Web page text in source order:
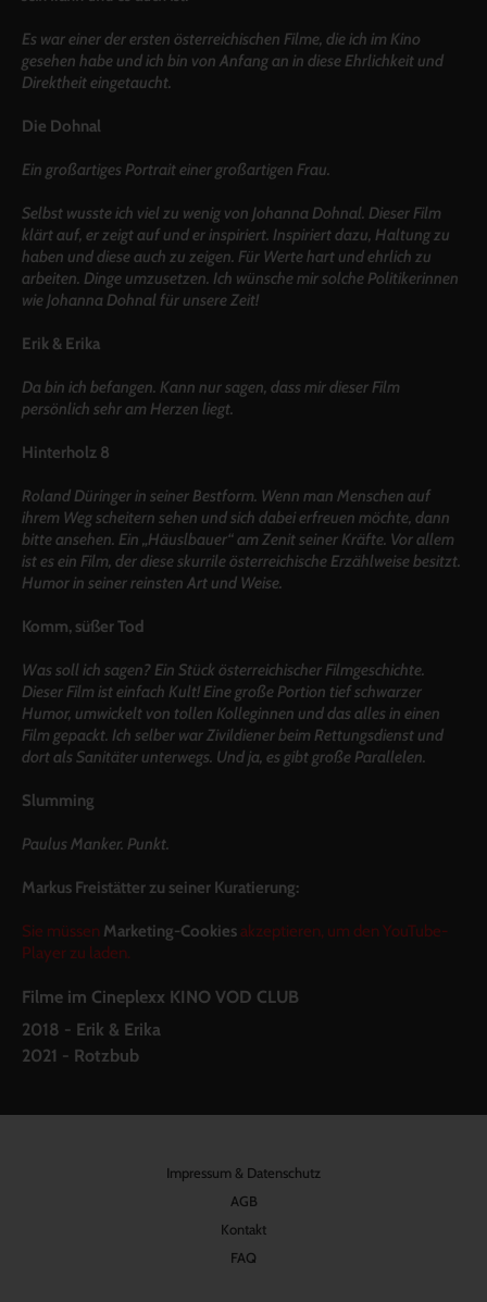
Es war einer der ersten österreichischen Filme, die ich im Kino
gesehen habe und ich bin von Anfang an in diese Ehrlichkeit und
Direktheit eingetaucht.
Die Dohnal
Ein großartiges Portrait einer großartigen Frau.
Selbst wusste ich viel zu wenig von Johanna Dohnal. Dieser Film
klärt auf, er zeigt auf und er inspiriert. Inspiriert dazu, Haltung zu
haben und diese auch zu zeigen. Für Werte hart und ehrlich zu
arbeiten. Dinge umzusetzen. Ich wünsche mir solche Politikerinnen
wie Johanna Dohnal für unsere Zeit!
Erik & Erika
Da bin ich befangen. Kann nur sagen, dass mir dieser Film
persönlich sehr am Herzen liegt.
Hinterholz 8
Roland Düringer in seiner Bestform. Wenn man Menschen auf
ihrem Weg scheitern sehen und sich dabei erfreuen möchte, dann
bitte ansehen. Ein „Häuslbauer“ am Zenit seiner Kräfte. Vor allem
ist es ein Film, der diese skurrile österreichische Erzählweise besitzt.
Humor in seiner reinsten Art und Weise.
Komm, süßer Tod
Was soll ich sagen? Ein Stück österreichischer Filmgeschichte.
Dieser Film ist einfach Kult! Eine große Portion tief schwarzer
Humor, umwickelt von tollen Kolleginnen und das alles in einen
Film gepackt. Ich selber war Zivildiener beim Rettungsdienst und
dort als Sanitäter unterwegs. Und ja, es gibt große Parallelen.
Slumming
Paulus Manker. Punkt.
Markus Freistätter zu seiner Kuratierung:
Sie müssen Marketing-Cookiesakzeptieren, um den YouTube-
Player zu laden.
Filme im Cineplexx KINO VOD CLUB
2018 - Erik & Erika
2021 - Rotzbub
Impressum & Datenschutz
AGB
Kontakt
FAQ